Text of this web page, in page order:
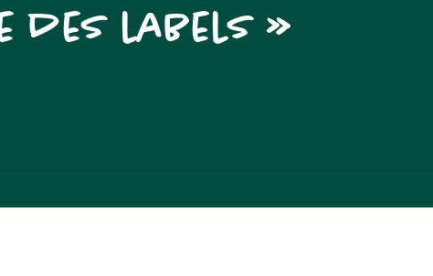
des labels »